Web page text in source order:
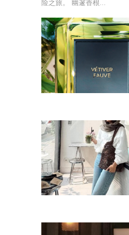
险之旅。 幽邃香根...